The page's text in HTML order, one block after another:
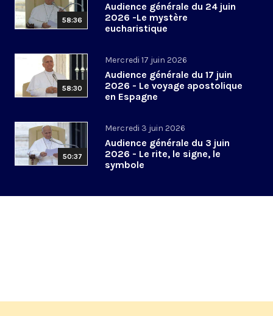
58:36
Audience générale du 24 juin
2026 -Le mystère
eucharistique
58:30
Mercredi 17 juin 2026
Audience générale du 17 juin
2026 - Le voyage apostolique
en Espagne
50:37
Mercredi 3 juin 2026
Audience générale du 3 juin
2026 - Le rite, le signe, le
symbole